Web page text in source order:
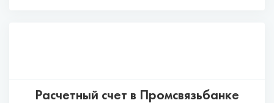
Расчетный счет в Промсвязьбанке